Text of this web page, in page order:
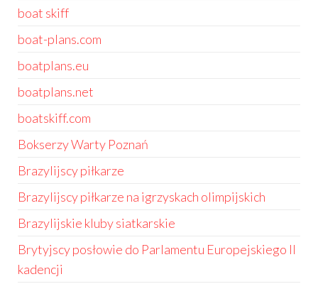
boat skiff
boat-plans.com
boatplans.eu
boatplans.net
boatskiff.com
Bokserzy Warty Poznań
Brazylijscy piłkarze
Brazylijscy piłkarze na igrzyskach olimpijskich
Brazylijskie kluby siatkarskie
Brytyjscy posłowie do Parlamentu Europejskiego II
kadencji